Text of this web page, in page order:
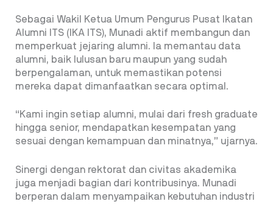
Sebagai Wakil Ketua Umum Pengurus Pusat Ikatan
Alumni ITS (IKA ITS), Munadi aktif membangun dan
memperkuat jejaring alumni. Ia memantau data
alumni, baik lulusan baru maupun yang sudah
berpengalaman, untuk memastikan potensi
mereka dapat dimanfaatkan secara optimal.
“Kami ingin setiap alumni, mulai dari fresh graduate
hingga senior, mendapatkan kesempatan yang
sesuai dengan kemampuan dan minatnya,” ujarnya.
Sinergi dengan rektorat dan civitas akademika
juga menjadi bagian dari kontribusinya. Munadi
berperan dalam menyampaikan kebutuhan industri